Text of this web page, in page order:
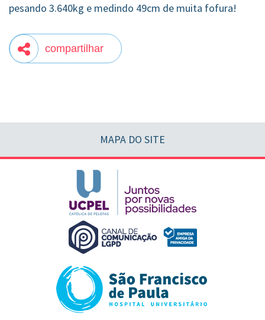
pesando 3.640kg e medindo 49cm de muita fofura!
compartilhar
MAPA DO SITE